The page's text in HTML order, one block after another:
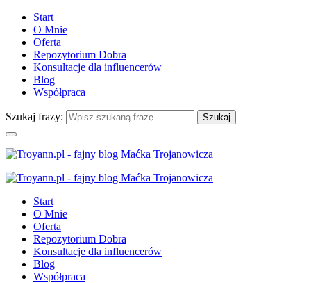
Start
O Mnie
Oferta
Repozytorium Dobra
Konsultacje dla influencerów
Blog
Współpraca
Szukaj frazy:
Start
O Mnie
Oferta
Repozytorium Dobra
Konsultacje dla influencerów
Blog
Współpraca